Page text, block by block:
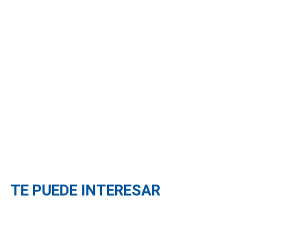
TE PUEDE INTERESAR